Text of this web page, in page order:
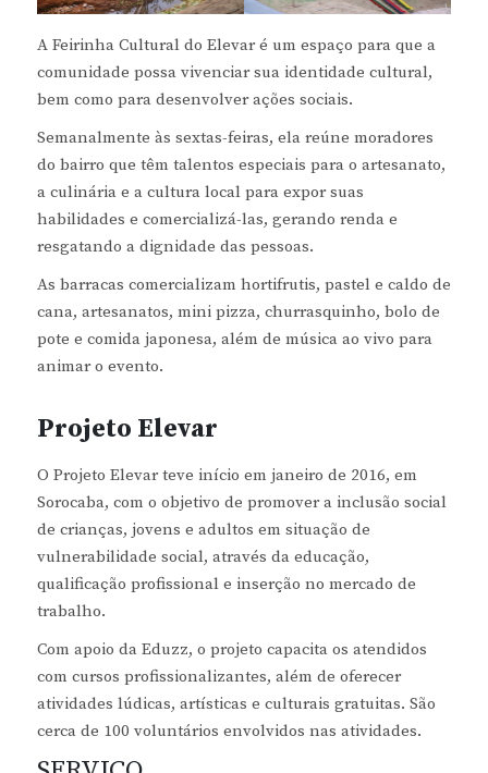
A Feirinha Cultural do Elevar é um espaço para que a
comunidade possa vivenciar sua identidade cultural,
bem como para desenvolver ações sociais.
Semanalmente às sextas-feiras, ela reúne moradores
do bairro que têm talentos especiais para o artesanato,
a culinária e a cultura local para expor suas
habilidades e comercializá-las, gerando renda e
resgatando a dignidade das pessoas.
As barracas comercializam hortifrutis, pastel e caldo de
cana, artesanatos, mini pizza, churrasquinho, bolo de
pote e comida japonesa, além de música ao vivo para
animar o evento.
Projeto Elevar
O Projeto Elevar teve início em janeiro de 2016, em
Sorocaba, com o objetivo de promover a inclusão social
de crianças, jovens e adultos em situação de
vulnerabilidade social, através da educação,
qualificação profissional e inserção no mercado de
trabalho.
Com apoio da Eduzz, o projeto capacita os atendidos
com cursos profissionalizantes, além de oferecer
atividades lúdicas, artísticas e culturais gratuitas. São
cerca de 100 voluntários envolvidos nas atividades.